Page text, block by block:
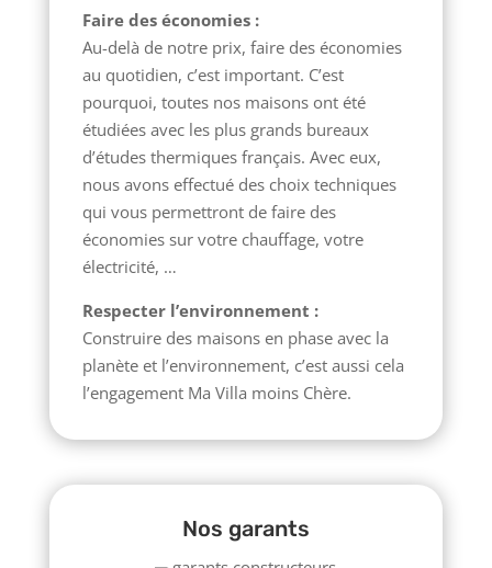
Faire des économies :
Au-delà de notre prix, faire des économies
au quotidien, c’est important. C’est
pourquoi, toutes nos maisons ont été
étudiées avec les plus grands bureaux
d’études thermiques français. Avec eux,
nous avons effectué des choix techniques
qui vous permettront de faire des
économies sur votre chauffage, votre
électricité, …
Respecter l’environnement :
Construire des maisons en phase avec la
planète et l’environnement, c’est aussi cela
l’engagement Ma Villa moins Chère.
Nos garants